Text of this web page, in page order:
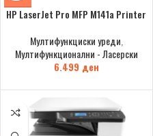
HP LaserJet Pro MFP M141a Printer
Мултифункциски уреди
Мултифункционални - Ласерски
6.499 ден